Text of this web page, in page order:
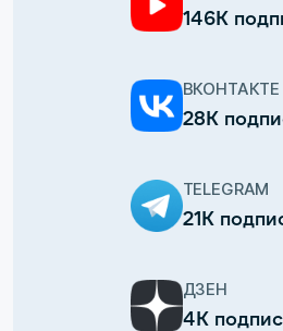
146К
ВКОНТАКТЕ
28К
TELEGRAM
21К
ДЗЕН
4К